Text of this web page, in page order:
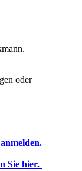
oder
Sie hier.